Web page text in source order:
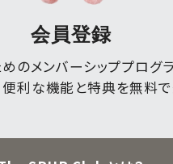
会員登録
のメンバーシッププログ
便利な機能と特典を無料